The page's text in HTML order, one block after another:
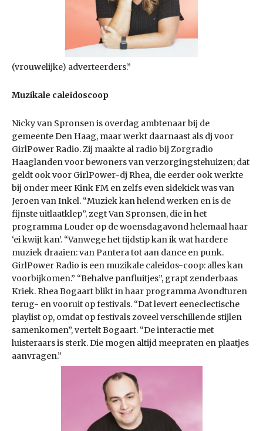
(vrouwelijke) adverteerders.”
Muzikale caleidoscoop
Nicky van Spronsen is overdag ambtenaar bij de
gemeente Den Haag, maar werkt daarnaast als dj voor
GirlPower Radio. Zij maakte al radio bij Zorgradio
Haaglanden voor bewoners van verzorgingstehuizen; dat
geldt ook voor GirlPower-dj Rhea, die eerder ook werkte
bij onder meer Kink FM en zelfs even sidekick was van
Jeroen van Inkel. “Muziek kan helend werken en is de
fijnste uitlaatklep”, zegt Van Spronsen, die in het
programma Louder op de woensdagavond helemaal haar
‘ei kwijt kan’. “Vanwege het tijdstip kan ik wat hardere
muziek draaien: van Pantera tot aan dance en punk.
GirlPower Radio is een muzikale caleidos-coop: alles kan
voorbijkomen.” “Behalve panfluitjes”, grapt zenderbaas
Kriek. Rhea Bogaart blikt in haar programma Avondturen
terug- en vooruit op festivals. “Dat levert eeneclectische
playlist op, omdat op festivals zoveel verschillende stijlen
samenkomen”, vertelt Bogaart. “De interactie met
luisteraars is sterk. Die mogen altijd meepraten en plaatjes
aanvragen.”